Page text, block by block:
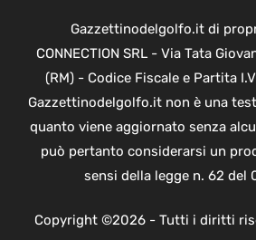
Gazzettinodelgolfo.it di
CONNECTION SRL - Via Tata
(RM) - Codice Fiscale e Partita
Gazzettinodelgolfo.it non è una
quanto viene aggiornato senza
può pertanto considerarsi un
sensi della legge n. 62 del
Copyright ©2026 - Tutti i diritti